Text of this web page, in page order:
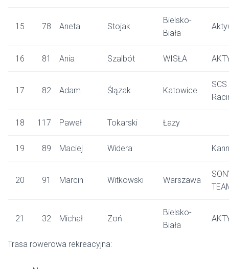
15 78 Aneta Stojak
Bielsko-
Biała
16 81 Ania Szalbót WISŁA
17 82 Adam Ślązak Katowice
18 117 Paweł Tokarski Łazy
19 89 Maciej Widera
20 91 Marcin Witkowski Warszawa
21 32 Michał Zoń
Bielsko-
Biała
Trasa rowerowa rekreacyjna: